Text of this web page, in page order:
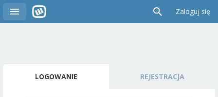
Zaloguj się
LOGOWANIE REJESTRACJA